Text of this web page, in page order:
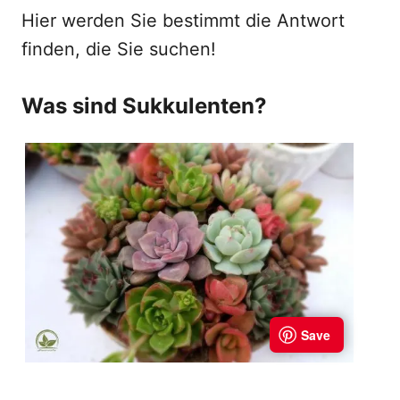
Hier werden Sie bestimmt die Antwort
finden, die Sie suchen!
Was sind Sukkulenten?